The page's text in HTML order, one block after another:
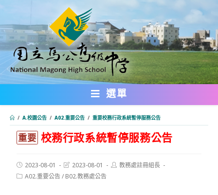
轉
主
要
內
選單
/ A.校園公告 / A02.重要公告 / 重要校務行政系統暫停服務公告
重要 校務行政系統暫停服務公告
Post
published:
2023-08-01
Post
modified:
2023-08-01
Post教務處註冊組長
PostA02.重要公告/ B02.教務處公告